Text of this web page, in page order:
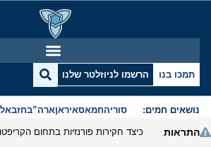
תמכו בנו הרשמו לניוזלטר שלנו
נושאים חמים: סוריהחמאסאיראןארה”ב
התראות